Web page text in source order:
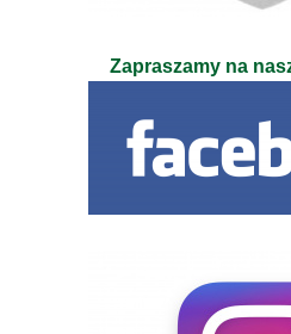
Zapraszamy na